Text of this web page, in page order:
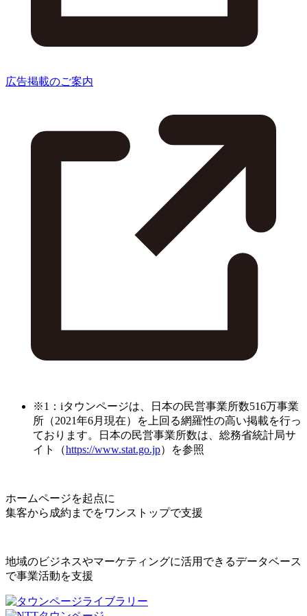
広告掲載のご案内
※1：iタウンページは、日本の民営事業所数516万事業
所（2021年6月現在）を上回る網羅性の高い掲載を行っ
ております。日本の民営事業所数は、総務省統計局サ
イト（https://www.stat.go.jp）を参照
ホームページを起点に
集客から成約までをワンストップで支援
地域のビジネスやマーケティングに活用できるデータベース
で事業活動を支援